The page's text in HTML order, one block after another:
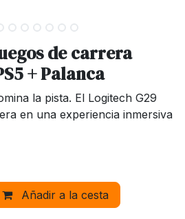
de carrera
+ Palanca
la pista. El Logitech G29
en una experiencia inmersiva
Añadir a la cesta